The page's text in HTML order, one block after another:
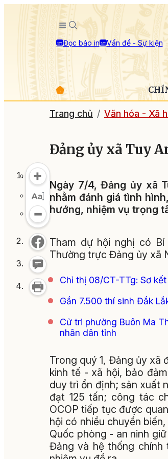
Đọc báo in Vấn đề - Sự kiện
Trang chủ Văn hóa - Xã
Đảng ủy xã Tuy
Ngày 7/4, Đảng ủy xã
nhằm đánh giá tình
hướng, nhiệm vụ trọng
Tham dự hội nghị có
Thường trực Đảng ủy xã
Chỉ thị 08/CT-TTg: Sơ
Gần 7.500 thí sinh Đắk
Cử tri phường Buôn Ma
nhân dân tỉnh
Trong quý 1, Đảng ủy xã
kinh tế - xã hội, bảo
duy trì ổn định; sản xuất
đạt 125 tấn; công tác
OCOP tiếp tục được
hội có nhiều chuyển
Quốc phòng - an ninh
Đảng và hệ thống